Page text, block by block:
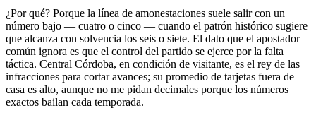
¿Por qué? Porque la línea de amonestaciones suele salir con un
número bajo — cuatro o cinco — cuando el patrón histórico sugiere
que alcanza con solvencia los seis o siete. El dato que el apostador
común ignora es que el control del partido se ejerce por la falta
táctica. Central Córdoba, en condición de visitante, es el rey de las
infracciones para cortar avances; su promedio de tarjetas fuera de
casa es alto, aunque no me pidan decimales porque los números
exactos bailan cada temporada.